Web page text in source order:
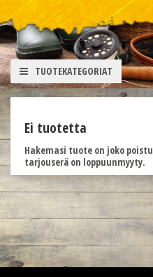
TUOTEKATEGORIAT
Ei tuotetta
Hakemasi tuote on joko
tarjouserä on loppuunmyyty.